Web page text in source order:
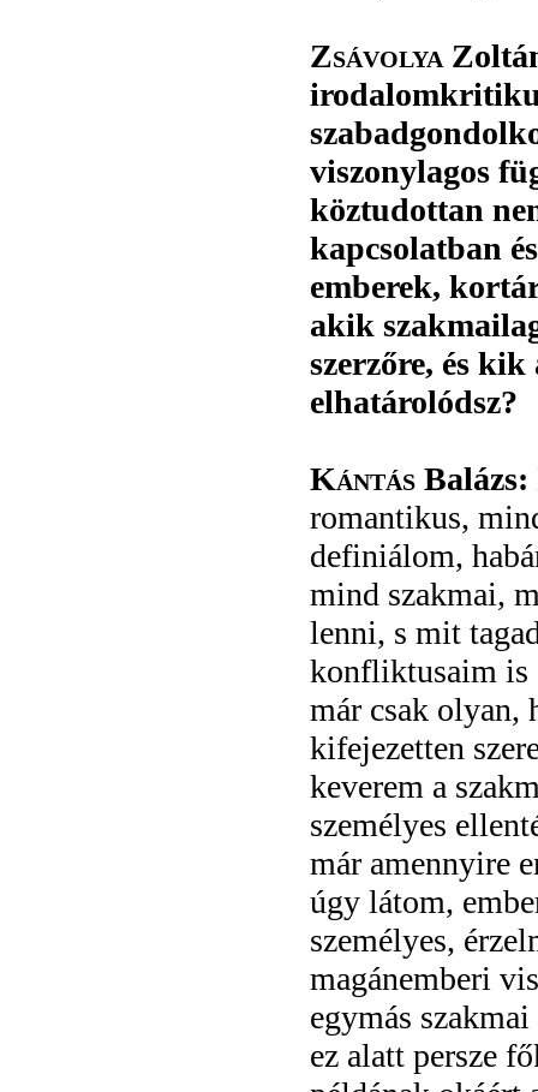
Zsávolya
viszonylagos
köztudottan
kapcsolatban
emberek,
akik
szerzőre, és
elhatárolódsz?
Kántás Balázs:
romantikus,
definiálom,
mind szakmai,
lenni, s mit
konfliktusaim is
már csak olyan,
kifejezetten
keverem a
személyes
már amennyire
úgy látom,
személyes,
magánemberi
egymás
ez alatt persze